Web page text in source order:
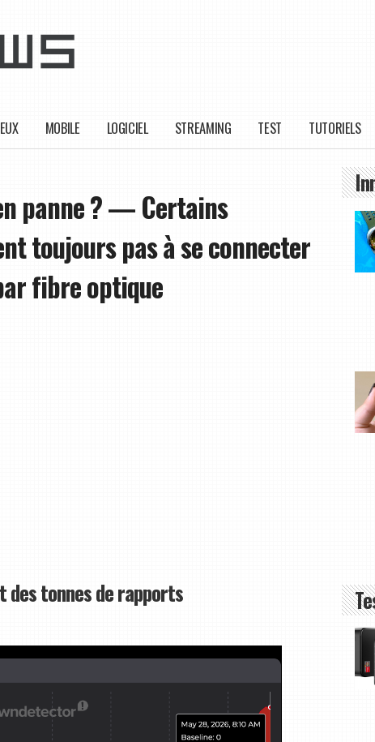
MOBILE LOGICIEL STREAMING TEST TUTORIELS
panne ? — Certains
toujours pas à se connecter
fibre optique
des tonnes de rapports